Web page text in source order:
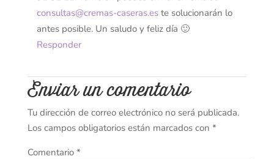
consultas@cremas-caseras.este solucionarán lo
antes posible. Un saludo y feliz día 🙂
Responder
Enviar un comentario
Tu dirección de correo electrónico no será publicada.
Los campos obligatorios están marcados con *
Comentario *